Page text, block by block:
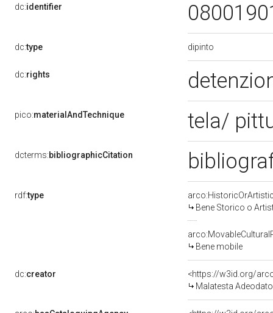
dc:identifier
dc:type dipinto
dc:rights
pico:materialAndTechnique tela/
dcterms:bibliographicCitation
rdf:type
Bene Storico o
Bene mobile
dc:creator
<https://w3id.org/
Malatesta